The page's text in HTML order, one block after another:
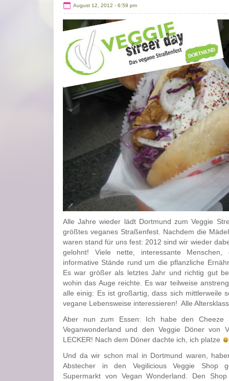
August 12, 2012 - 6:59 pm
Alle Jahre wieder lädt Dortmund zum Veggie
größtes veganes Straßenfest. Nachdem die
waren stand für uns fest: 2012 sind wir wieder
gelohnt! Viele nette, interessante Menschen,
informative Stände rund um die pflanzliche
Es war größer als letztes Jahr und richtig gut
wohin das Auge reichte. Es war teilweise
alle einig: Es ist großartig, dass sich mittlerweile
vegane Lebensweise interessieren! Alle
Aber nun zum Essen: Ich habe den Cheeze
Veganwonderland und den Veggie Döner von
LECKER! Nach dem Döner dachte ich, ich platze
Und da wir schon mal in Dortmund waren,
Abstecher in den Vegilicious Veggie Shop
Supermarkt von Vegan Wonderland. Den